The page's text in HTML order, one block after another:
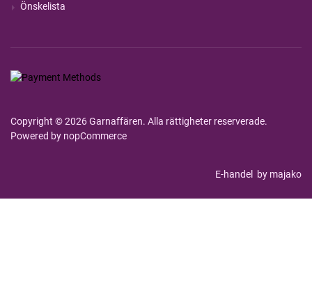
Önskelista
Copyright © 2026 Garnaffären. Alla rättigheter reserverade.
Powered by nopCommerce
E-handel by majako